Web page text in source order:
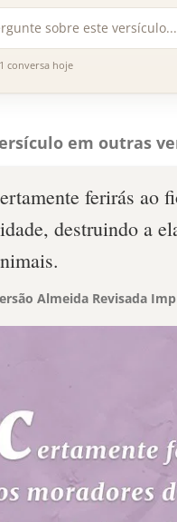
conversa hoje
em outras
ferirás ao
destruindo a
Almeida Revisada